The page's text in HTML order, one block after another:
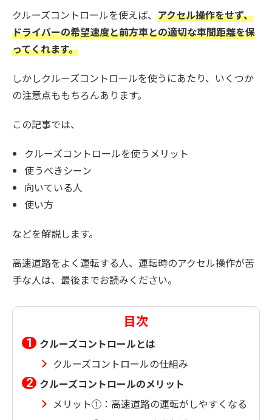
クルーズコントロールを使えば、 アクセル操作をせず、
ドライバーの希望速度と前方車との適切な車間距離を保
ってくれます。
しかしクルーズコントロールを使うにあたり、いくつか
の注意点ももちろんあります。
この記事では、
クルーズコントロールを使うメリット
使うべきシーン
向いている人
使い方
などを解説します。
高速道路をよく運転する人、運転時のアクセル操作が苦
手な人は、最後までお読みください。
目次
クルーズコントロールとは
クルーズコントロールの仕組み
クルーズコントロールのメリット
メリット①：高速道路の運転がしやすくなる